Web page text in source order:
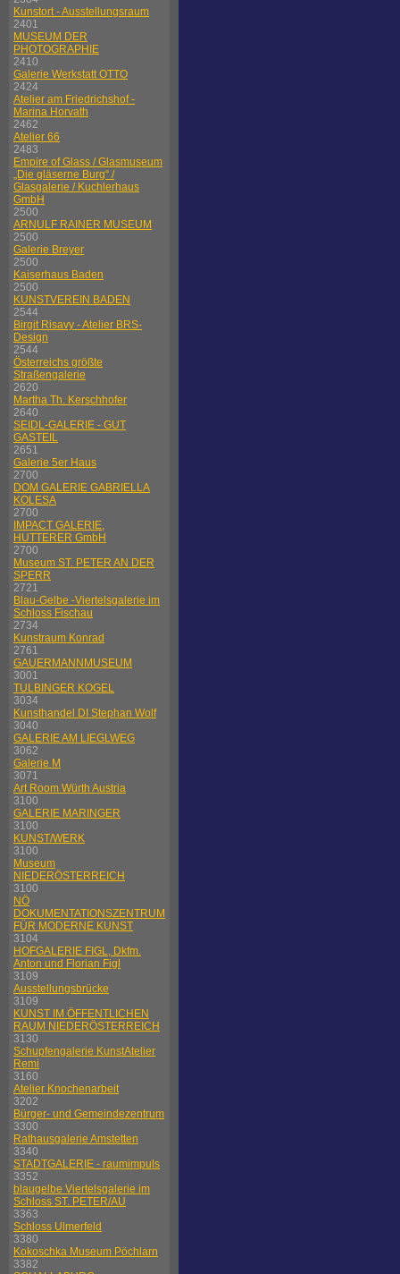
Kunstort - Ausstellungsraum
2401
MUSEUM DER
PHOTOGRAPHIE
2410
Galerie Werkstatt OTTO
2424
Atelier am Friedrichshof -
Marina Horvath
2462
Atelier 66
2483
Empire of Glass / Glasmuseum
„Die gläserne Burg“ /
Glasgalerie / Kuchlerhaus
GmbH
2500
ARNULF RAINER MUSEUM
2500
Galerie Breyer
2500
Kaiserhaus Baden
2500
KUNSTVEREIN BADEN
2544
Birgit Risavy - Atelier BRS-
Design
2544
Österreichs größte
Straßengalerie
2620
Martha Th. Kerschhofer
2640
SEIDL-GALERIE - GUT
GASTEIL
2651
Galerie 5er Haus
2700
DOM GALERIE GABRIELLA
KOLESA
2700
IMPACT GALERIE,
HUTTERER GmbH
2700
Museum ST. PETER AN DER
SPERR
2721
Blau-Gelbe -Viertelsgalerie im
Schloss Fischau
2734
Kunstraum Konrad
2761
GAUERMANNMUSEUM
3001
TULBINGER KOGEL
3034
Kunsthandel DI Stephan Wolf
3040
GALERIE AM LIEGLWEG
3062
Galerie M
3071
Art Room Würth Austria
3100
GALERIE MARINGER
3100
KUNST/WERK
3100
Museum
NIEDERÖSTERREICH
3100
NÖ
DOKUMENTATIONSZENTRUM
FÜR MODERNE KUNST
3104
HOFGALERIE FIGL, Dkfm.
Anton und Florian Figl
3109
Ausstellungsbrücke
3109
KUNST IM ÖFFENTLICHEN
RAUM NIEDERÖSTERREICH
3130
Schupfengalerie KunstAtelier
Remi
3160
Atelier Knochenarbeit
3202
Bürger- und Gemeindezentrum
3300
Rathausgalerie Amstetten
3340
STADTGALERIE - raumimpuls
3352
blaugelbe Viertelsgalerie im
Schloss ST. PETER/AU
3363
Schloss Ulmerfeld
3380
Kokoschka Museum Pöchlarn
3382